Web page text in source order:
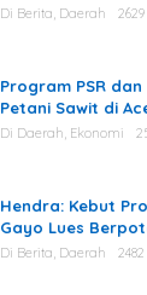
Di Berita, Daerah
Program PSR
Petani Sawit di
Di Daerah, Ekonomi
Hendra: Kebut
Gayo Lues
Di Berita, Daerah